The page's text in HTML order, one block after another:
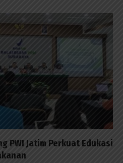
PWI Jatim Perkuat Edukasi